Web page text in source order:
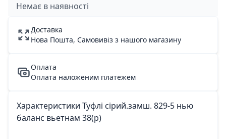
Немає в наявності
Доставка
Нова Пошта, Самовивіз з нашого магазину
Оплата
Оплата наложеним платежем
Характеристики Туфлі сірий.замш. 829-5 нью
баланс вьетнам 38(р)